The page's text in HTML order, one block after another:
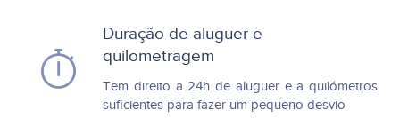
Duração de aluguer e
quilometragem
Tem direito a 24h de aluguer e a quilómetros
suficientes para fazer um pequeno desvio